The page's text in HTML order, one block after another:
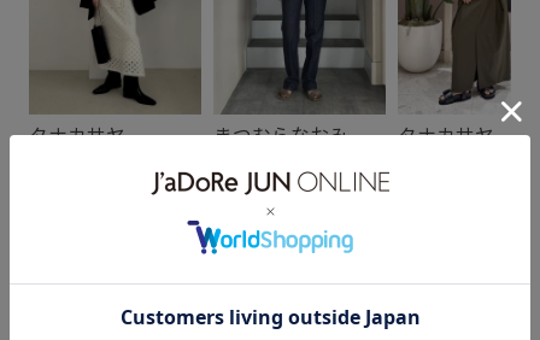
タナカサヤ まつむらなおみ タナカサヤ
スタッフレビュー